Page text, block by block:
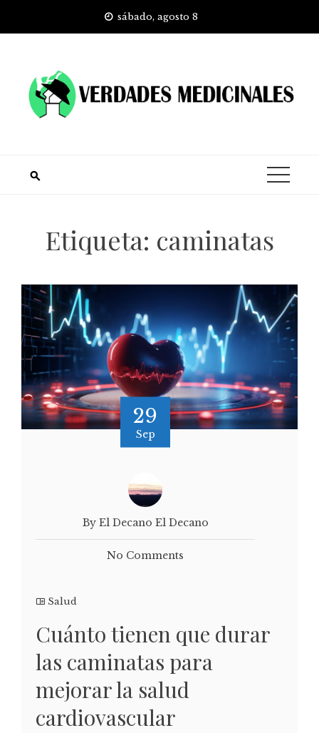
sábado, agosto 8
Etiqueta: caminatas
29
Sep
By El Decano El Decano
No Comments
Salud
Cuánto tienen que durar
las caminatas para
mejorar la salud
cardiovascular